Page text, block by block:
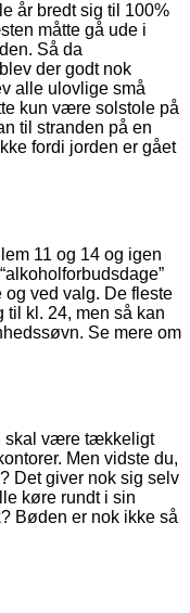
år bredt sig til 100%
måtte gå ude i
Så da
der godt nok
alle ulovlige små
kun være solstole på
til stranden på en
fordi jorden er gået
11 og 14 og igen
ved valg. De fleste
til kl. 24, men så kan
Se mere om
skal være tækkeligt
Men vidste du,
Det giver nok sig selv
køre rundt i sin
Bøden er nok ikke så